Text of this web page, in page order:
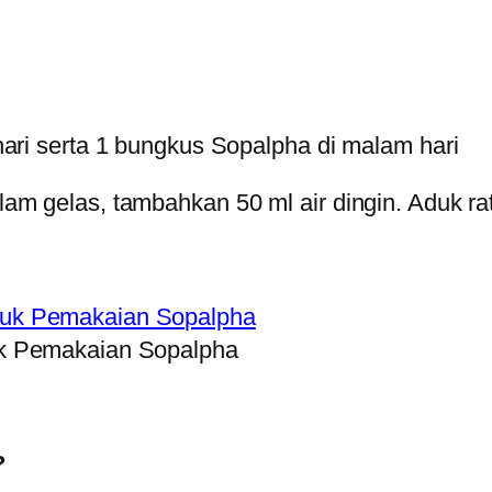
serta 1 bungkus Sopalpha di malam hari
gelas, tambahkan 50 ml air dingin. Aduk
Pemakaian Sopalpha